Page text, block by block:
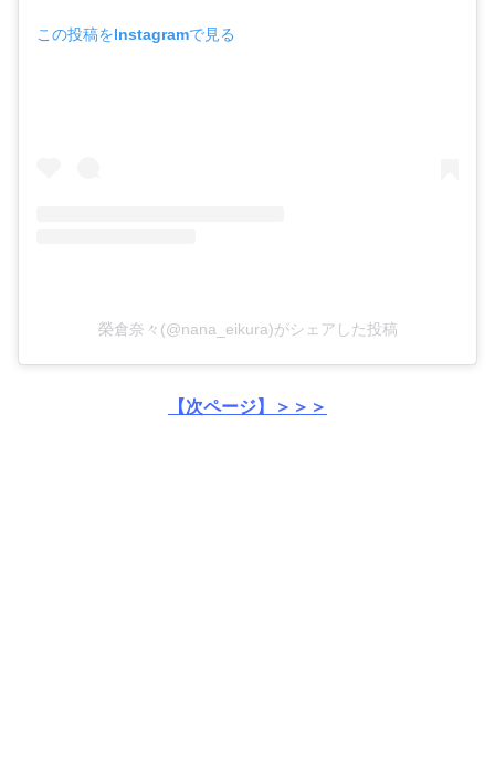
この投稿をInstagramで見る
榮倉奈々(@nana_eikura)がシェアした投稿
【次ページ】＞＞＞